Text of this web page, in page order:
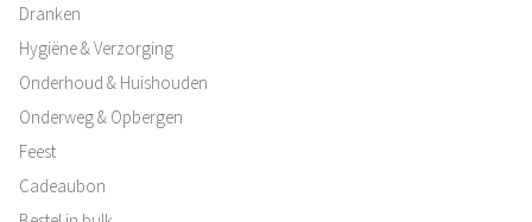
Dranken
Hygiëne & Verzorging
Onderhoud & Huishouden
Onderweg & Opbergen
Feest
Cadeaubon